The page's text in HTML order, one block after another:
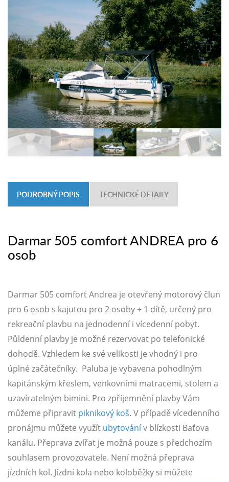
PODROBNÝ POPIS TECHNICKÉ DETAILY
Darmar 505 comfort ANDREA pro 6
osob
Darmar 505 comfort Andrea je otevřený motorový člun
pro 6 osob s kajutou pro 2 osoby + 1 dítě, určený pro
rekreační plavbu na jednodenní i vícedenní pobyt.
Půldenní plavby je možné rezervovat po telefonické
dohodě. Vzhledem ke své velikosti je vhodný i pro
úplné začátečníky. Paluba je vybavena pohodlným
kapitánským křeslem, venkovními matracemi, stolem a
uzavíratelným bimini. Pro zpříjemnění plavby Vám
můžeme připravit piknikový koš. V případě vícedenního
pronájmu můžete využít ubytovánív blízkosti Baťova
kanálu. Přeprava zvířat je možná pouze s předchozím
souhlasem provozovatele. Není možná přeprava
jízdních kol. Jízdní kola nebo koloběžky si můžete